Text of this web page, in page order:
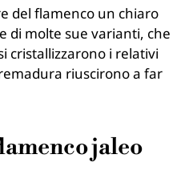
del flamenco un chiaro
di molte sue varianti, che
cristallizzarono i relativi
riuscirono a far
jaleo